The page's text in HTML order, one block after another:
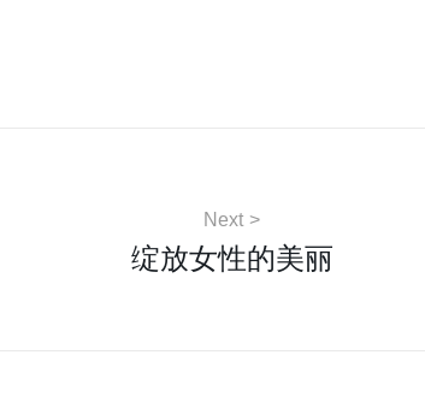
Next
绽放女性的美丽